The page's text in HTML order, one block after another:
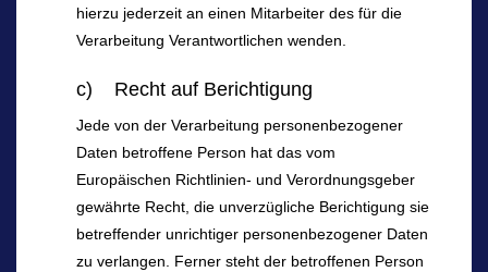
hierzu jederzeit an einen Mitarbeiter des für die
Verarbeitung Verantwortlichen wenden.
c) Recht auf Berichtigung
Jede von der Verarbeitung personenbezogener
Daten betroffene Person hat das vom
Europäischen Richtlinien- und Verordnungsgeber
gewährte Recht, die unverzügliche Berichtigung sie
betreffender unrichtiger personenbezogener Daten
zu verlangen. Ferner steht der betroffenen Person